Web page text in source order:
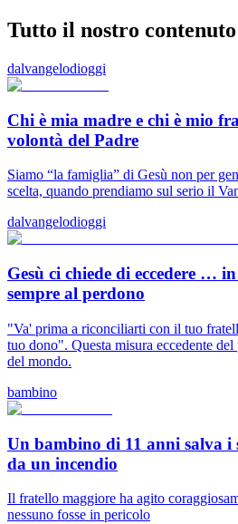
Tutto il nostro
dalvangelodioggi
Chi è mia madre e chi è mio
volontà del Padre
Siamo “la famiglia” di Gesù non per
scelta, quando prendiamo sul serio il
dalvangelodioggi
Gesù ci chiede di eccedere …
sempre al perdono
"Va' prima a riconciliarti con il tuo
tuo dono". Questa misura eccedente
del mondo.
bambino
Un bambino di 11 anni salva
da un incendio
Il fratello maggiore ha agito
nessuno fosse in pericolo